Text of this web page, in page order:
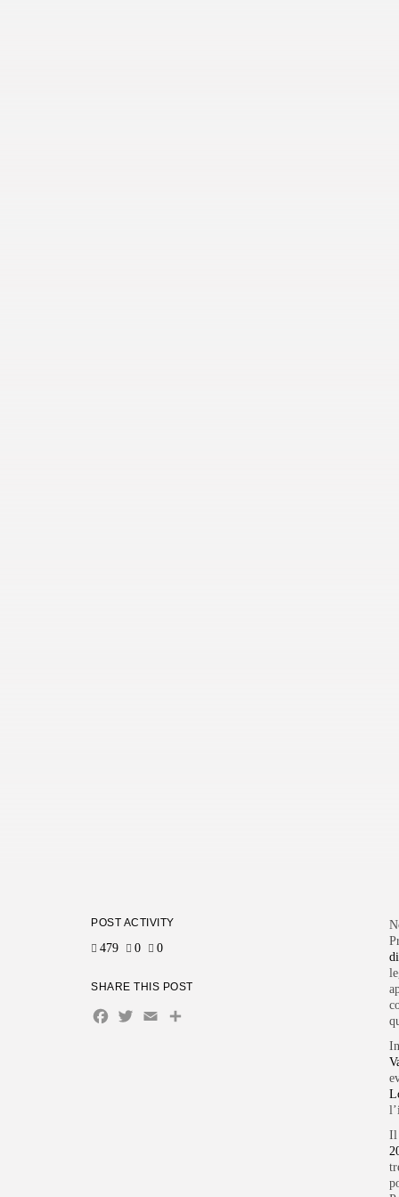
POST ACTIVITY
479 0 0
SHARE THIS POST
Facebook
Twitter
EmailCondividi